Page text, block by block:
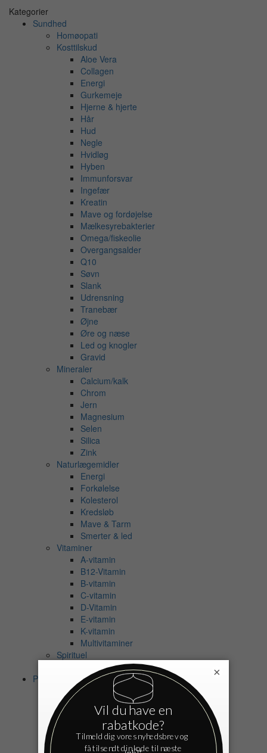
Kategorier
Sundhed
Homøopati
Kosttilskud
Aloe Vera
Collagen
Energi
Gurkemeje
Hjerne & hjerte
Hår
Hud
Negle
Hvidløg
Hyben
Immunforsvar
Ingefær
Kreatin
Mave og fordøjelse
Mælkesyrebakterier
Omega/fiskeolie
Overgangsalder
Q10
Søvn
Slank
Udrensning
Tranebær
Øjne
Øre og næse
Led og knogler
Gravid
Mineraler
Calcium/kalk
Chrom
Jern
Magnesium
Selen
Silica
Zink
Naturlægemidler
Energi
Forkølelse
Kolesterol
Kredsløb
Mave & Tarm
Smerter & led
Vitaminer
A-vitamin
B12-Vitamin
B-vitamin
C-vitamin
D-Vitamin
E-vitamin
K-vitamin
Multivitaminer
Spirituel
Eksamensangst
Personlig pleje
Bad
Shampoo
Balsam
Bodyshampoo
Badeolie
Badesalt
×